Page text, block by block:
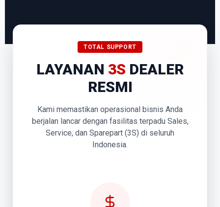
TOTAL SUPPORT
LAYANAN 3S DEALER
RESMI
Kami memastikan operasional bisnis Anda
berjalan lancar dengan fasilitas terpadu Sales,
Service, dan Sparepart (3S) di seluruh
Indonesia.